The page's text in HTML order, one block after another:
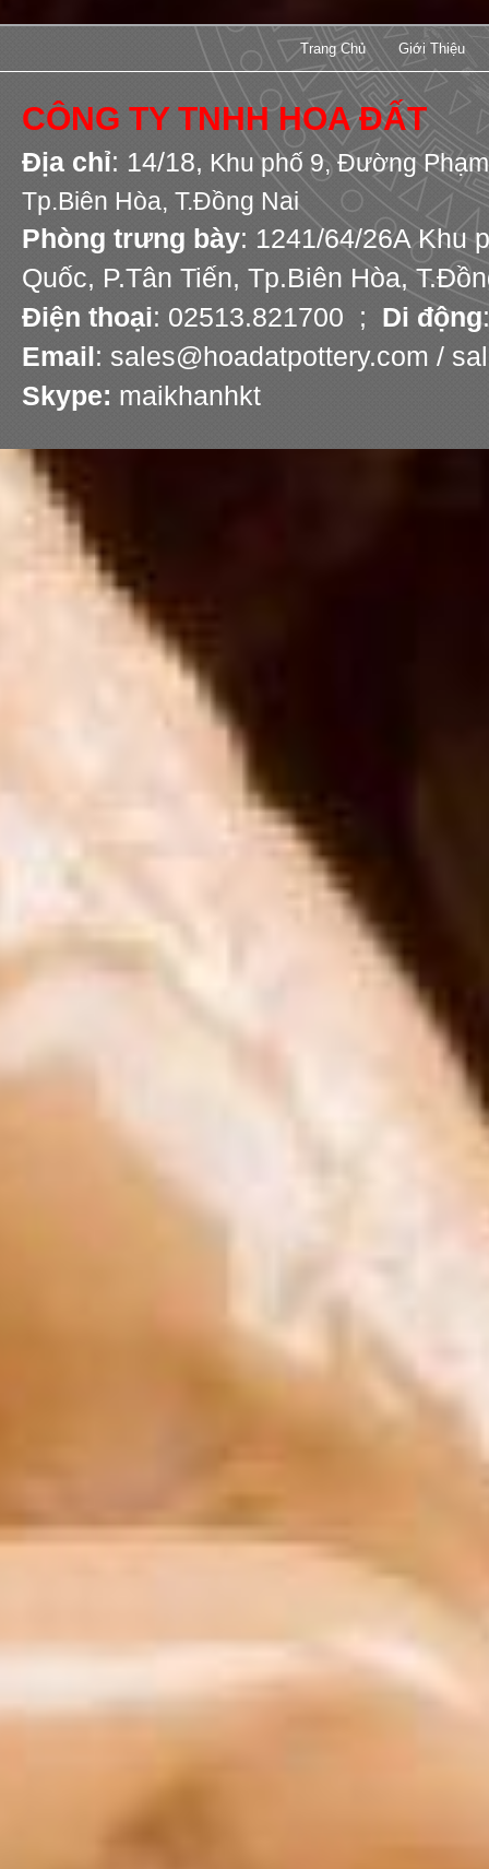
Trang Chủ Giới Thiệu
CÔNG TY TNHH HOA ĐẤT
Địa chỉ: 14/18, Khu phố 9,Đường Phạm
Tp.Biên Hòa, T.Đồng Nai
Phòng trưng bày: 1241/64/26A Khu
Quốc, P.Tân Tiến, Tp.Biên Hòa,
Điện thoại: 02513.821700 ; Di động
Email: sales@hoadatpottery.com /
Skype: maikhanhkt